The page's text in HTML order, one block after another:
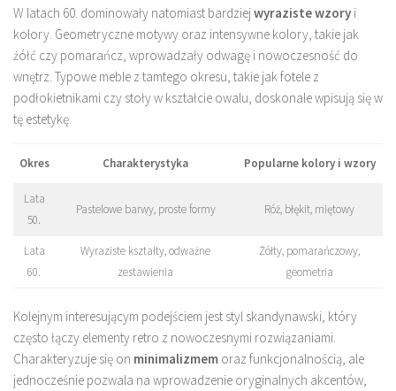
W latach 60. dominowały natomiast bardziejwyraziste wzory i
kolory. Geometryczne motywy oraz intensywne kolory, takie jak
żółć czy pomarańcz, wprowadzały odwagę i nowoczesność do
wnętrz. Typowe meble z tamtego okresu, takie jak fotele z
podłokietnikami czy stoły w kształcie owalu, doskonale wpisują się w
tę estetykę.
Okres Charakterystyka Popularne kolory i wzory
Lata
50.
Pastelowe barwy, proste formy Róż, błękit, miętowy
Lata
60.
Wyraziste kształty, odważne
zestawienia
Żółty, pomarańczowy,
geometria
Kolejnym interesującym podejściem jest styl skandynawski, który
często łączy elementy retro z nowoczesnymi rozwiązaniami.
Charakteryzuje się on minimalizmem oraz funkcjonalnością, ale
jednocześnie pozwala na wprowadzenie oryginalnych akcentów,